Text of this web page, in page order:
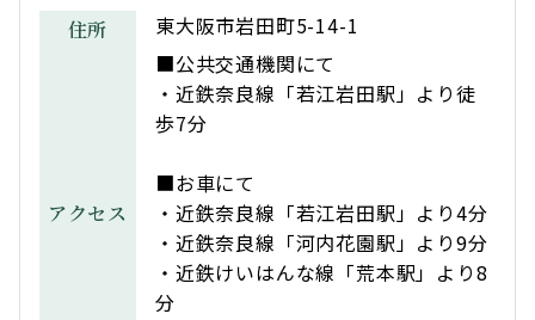
住所 東大阪市岩田町5-14-1
アクセス
■公共交通機関にて
・近鉄奈良線「若江岩田駅」より徒
歩7分
■お車にて
・近鉄奈良線「若江岩田駅」より4分
・近鉄奈良線「河内花園駅」より9分
・近鉄けいはんな線「荒本駅」より8
分